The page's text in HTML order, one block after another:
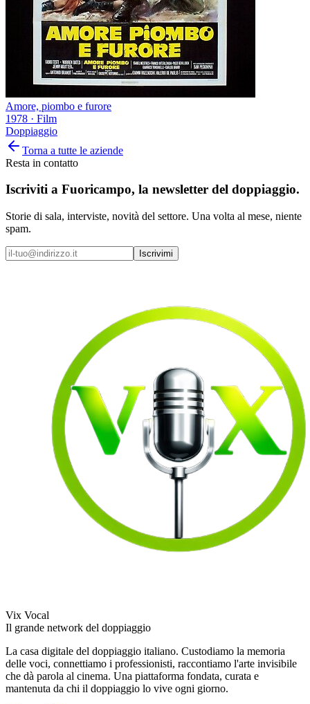
Amore, piombo e furore
1978 · Film
Doppiaggio
Torna a tutte le aziende
Resta in contatto
Iscriviti a Fuoricampo, la newsletter del doppiaggio.
Storie di sala, interviste, novità del settore. Una volta al mese, niente
spam.
Iscrivimi
Vix Vocal
Il grande network del doppiaggio
La casa digitale del doppiaggio italiano. Custodiamo la memoria
delle voci, connettiamo i professionisti, raccontiamo l'arte invisibile
che dà parola al cinema. Una piattaforma fondata, curata e
mantenuta da chi il doppiaggio lo vive ogni giorno.